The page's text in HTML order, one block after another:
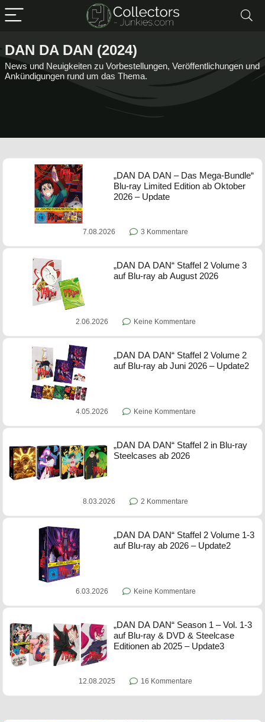
DAN DA DAN (2024)
News und Neuigkeiten zu Vorbestellungen, Veröffentlichungen und
Ankündigungen rund um das Thema.
„DAN DA DAN – Das Mega-Bundle“
Blu-ray Limited Edition ab Oktober
2026 – Update
7.08.2026 3 Kommentare
„DAN DA DAN“ Staffel 2 Volume 3
auf Blu-ray ab August 2026
2.06.2026 Keine Kommentare
„DAN DA DAN“ Staffel 2 Volume 2
auf Blu-ray ab Juni 2026 – Update2
4.05.2026 Keine Kommentare
„DAN DA DAN“ Staffel 2 in Blu-ray
Steelcases ab 2026
8.03.2026 2 Kommentare
„DAN DA DAN“ Staffel 2 Volume 1-3
auf Blu-ray ab 2026 – Update2
6.03.2026 Keine Kommentare
„DAN DA DAN“ Season 1 – Vol. 1-3
auf Blu-ray & DVD & Steelcase
Editionen ab 2025 – Update3
12.08.2025 16 Kommentare